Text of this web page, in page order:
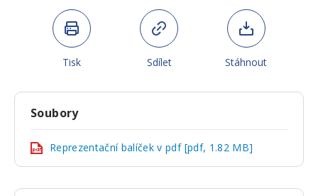
Tisk Sdílet Stáhnout
Soubory
pdf Reprezentační balíček v pdf [pdf, 1.82 MB]